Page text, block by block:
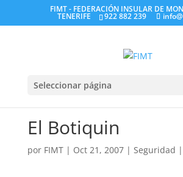
FIMT - FEDERACIÓN INSULAR DE
TENERIFE 922 882 239
Seleccionar página
El Botiquin
por FIMT| Oct 21, 2007| Seguridad |